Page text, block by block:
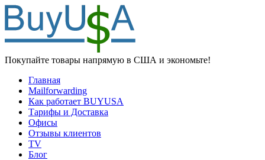
Покупайте товары напрямую в США и экономьте!
Главная
Mailforwarding
Как работает BUYUSA
Тарифы и Доставка
Офисы
Отзывы клиентов
TV
Блог